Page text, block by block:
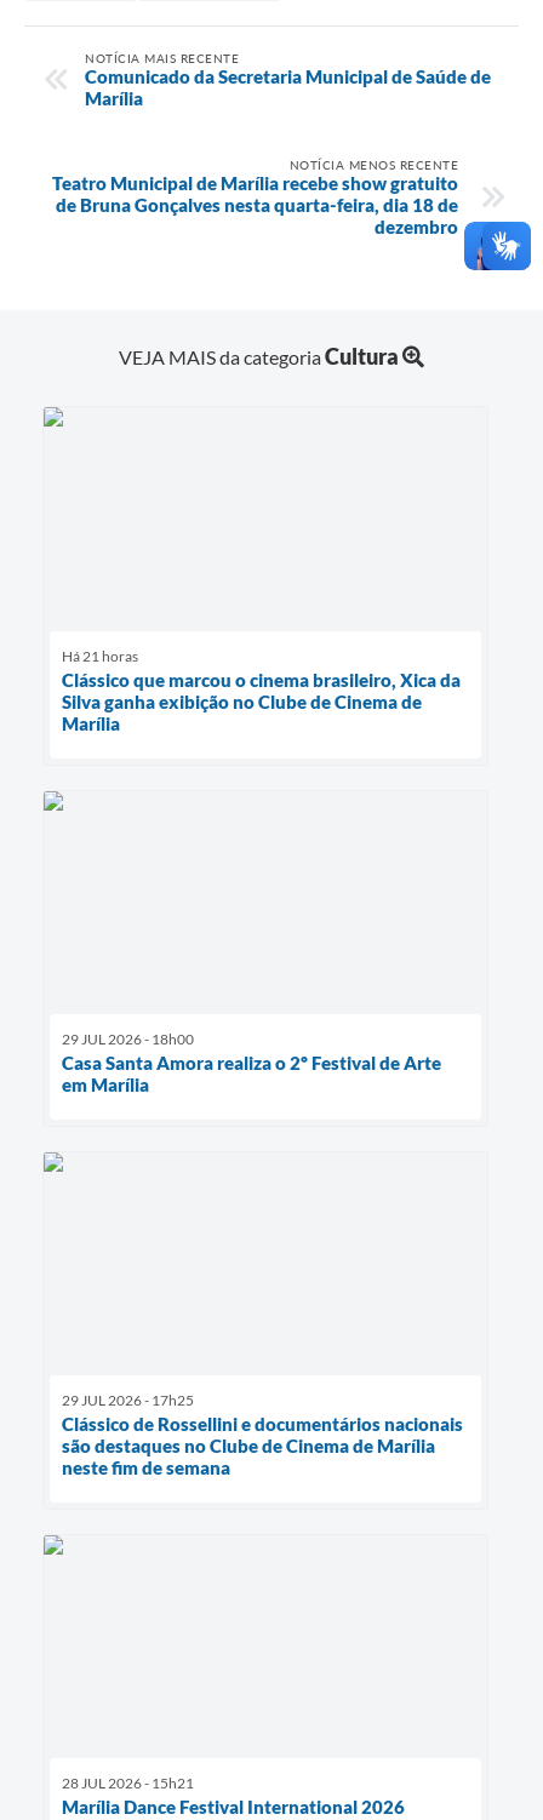
NOTÍCIA MAIS RECENTE
Comunicado da Secretaria Municipal de Saúde de
Marília
NOTÍCIA MENOS RECENTE
Teatro Municipal de Marília recebe show gratuito
de Bruna Gonçalves nesta quarta-feira, dia 18 de
dezembro
VEJA MAIS da categoriaCultura
Há 21 horas
Clássico que marcou o cinema brasileiro, Xica da
Silva ganha exibição no Clube de Cinema de
Marília
29 JUL 2026 - 18h00
Casa Santa Amora realiza o 2º Festival de Arte
em Marília
29 JUL 2026 - 17h25
Clássico de Rossellini e documentários nacionais
são destaques no Clube de Cinema de Marília
neste fim de semana
28 JUL 2026 - 15h21
Marília Dance Festival International 2026